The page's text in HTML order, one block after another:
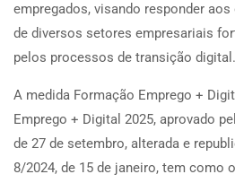
empregados, visando responder
de diversos setores empresariais
pelos processos de transição digital.
A medida Formação Emprego +
Emprego + Digital 2025, aprovado
de 27 de setembro, alterada e
8/2024, de 15 de janeiro, tem como